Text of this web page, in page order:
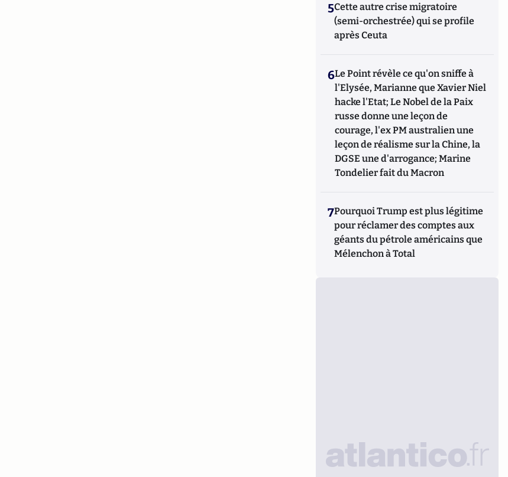
5Cette autre crise migratoire
(semi-orchestrée) qui se profile
après Ceuta
6Le Point révèle ce qu'on sniffe à
l'Elysée, Marianne que Xavier Niel
hacke l'Etat; Le Nobel de la Paix
russe donne une leçon de
courage, l'ex PM australien une
leçon de réalisme sur la Chine, la
DGSE une d'arrogance; Marine
Tondelier fait du Macron
7Pourquoi Trump est plus légitime
pour réclamer des comptes aux
géants du pétrole américains que
Mélenchon à Total